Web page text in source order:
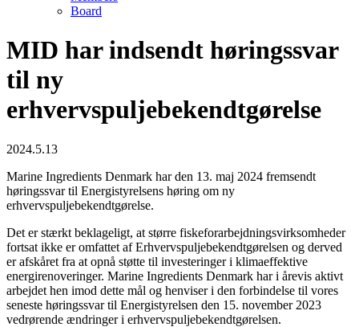
Board
MID har indsendt høringssvar
til ny
erhvervspuljebekendtgørelse
2024.5.13
Marine Ingredients Denmark har den 13. maj 2024 fremsendt
høringssvar til Energistyrelsens høring om ny
erhvervspuljebekendtgørelse.
Det er stærkt beklageligt, at større fiskeforarbejdningsvirksomheder
fortsat ikke er omfattet af Erhvervspuljebekendtgørelsen og derved
er afskåret fra at opnå støtte til investeringer i klimaeffektive
energirenoveringer. Marine Ingredients Denmark har i årevis aktivt
arbejdet hen imod dette mål og henviser i den forbindelse til vores
seneste høringssvar til Energistyrelsen den 15. november 2023
vedrørende ændringer i erhvervspuljebekendtgørelsen.